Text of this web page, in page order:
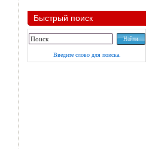
Быстрый поиск
Введите слово для поиска.